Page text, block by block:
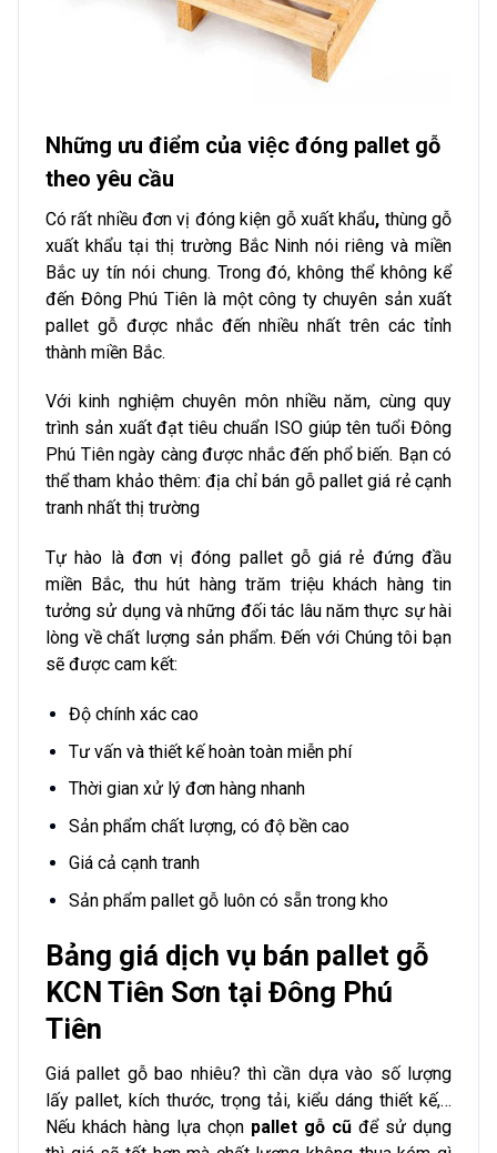
Những ưu điểm của việc đóng pallet gỗ
theo yêu cầu
Có rất nhiều đơn vị đóng kiện gỗ xuất khẩu, thùng gỗ
xuất khẩu tại thị trường Bắc Ninh nói riêng và miền
Bắc uy tín nói chung. Trong đó, không thể không kể
đến Đông Phú Tiên là một công ty chuyên sản xuất
pallet gỗ được nhắc đến nhiều nhất trên các tỉnh
thành miền Bắc.
Với kinh nghiệm chuyên môn nhiều năm, cùng quy
trình sản xuất đạt tiêu chuẩn ISO giúp tên tuổi Đông
Phú Tiên ngày càng được nhắc đến phổ biến. Bạn có
thể tham khảo thêm: địa chỉ bán gỗ pallet giá rẻ cạnh
tranh nhất thị trường
Tự hào là đơn vị đóng pallet gỗ giá rẻ đứng đầu
miền Bắc, thu hút hàng trăm triệu khách hàng tin
tưởng sử dụng và những đối tác lâu năm thực sự hài
lòng về chất lượng sản phẩm. Đến với Chúng tôi bạn
sẽ được cam kết:
Độ chính xác cao
Tư vấn và thiết kế hoàn toàn miễn phí
Thời gian xử lý đơn hàng nhanh
Sản phẩm chất lượng, có độ bền cao
Giá cả cạnh tranh
Sản phẩm pallet gỗ luôn có sẵn trong kho
Bảng giá dịch vụ bán pallet gỗ
KCN Tiên Sơn tại Đông Phú
Tiên
Giá pallet gỗ bao nhiêu? thì cần dựa vào số lượng
lấy pallet, kích thước, trọng tải, kiểu dáng thiết kế,…
Nếu khách hàng lựa chọn pallet gỗ cũ để sử dụng